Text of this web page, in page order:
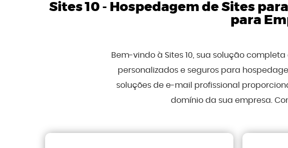
Sites 10 - Hospedagem de Sites
para
Bem-vindo à Sites 10, sua solução
personalizados e seguros para
soluções de e-mail profissional
domínio da sua empresa.